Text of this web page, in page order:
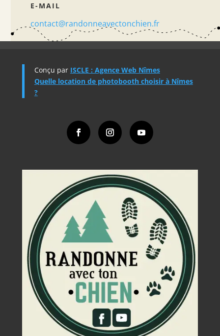
E-MAIL
contact@randonneavectonchien.fr
Conçu par ISCLE : Agence Web Nîmes
Quelle location de photobooth choisir à Nîmes
?